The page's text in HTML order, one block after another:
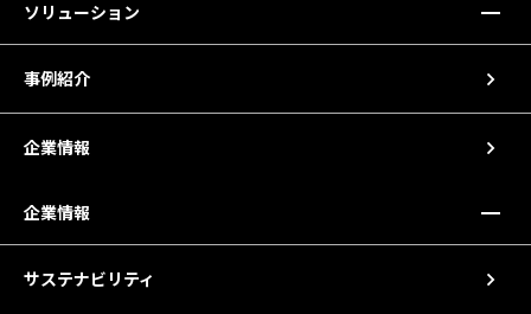
ソリューション
事例紹介
企業情報
企業情報
サステナビリティ